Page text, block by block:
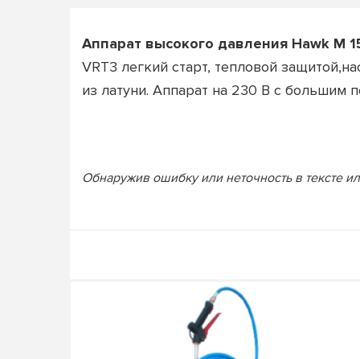
Аппарат высокого давления Hawk M
VRT3 легкий старт, тепловой
из латуни. Аппарат на 230 В с большим
Обнаружив ошибку или неточность в тексте